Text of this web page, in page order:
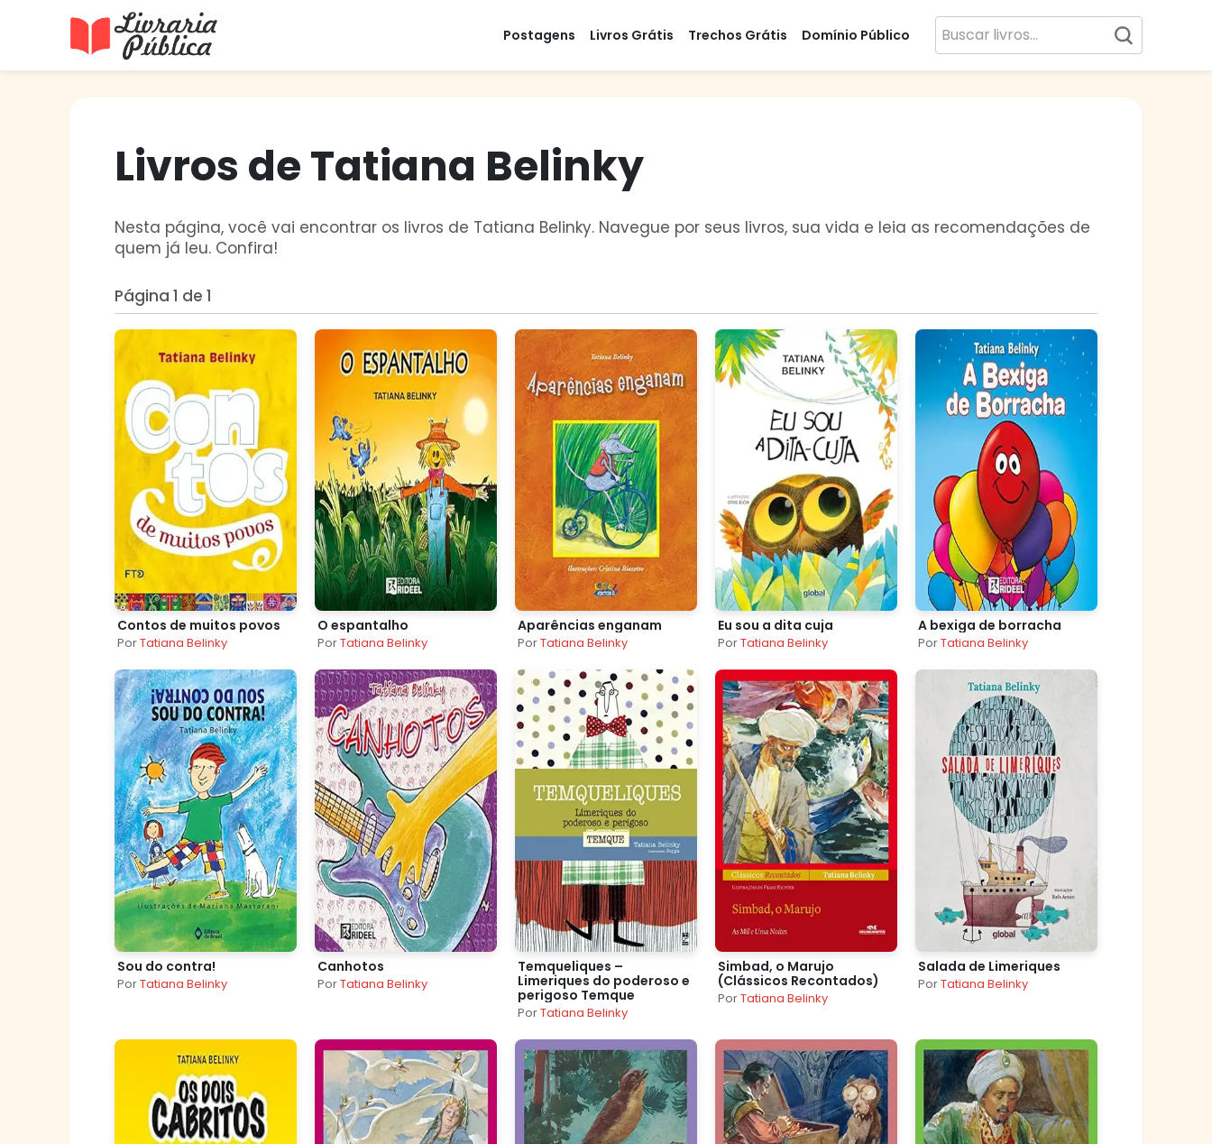
Postagens Livros Grátis Trechos Grátis Domínio Público
Livros de Tatiana Belinky
Nesta página, você vai encontrar os livros de Tatiana Belinky. Navegue por seus livros, sua vida e leia as recomendações de
quem já leu. Confira!
Página 1 de 1
Contos de muitos povos
PorTatiana Belinky
O espantalho
PorTatiana Belinky
Aparências enganam
PorTatiana Belinky
Eu sou a dita cuja
PorTatiana Belinky
A bexiga de borracha
PorTatiana Belinky
Sou do contra!
PorTatiana Belinky
Canhotos
PorTatiana Belinky
Temqueliques –
Limeriques do poderoso e
perigoso Temque
PorTatiana Belinky
Simbad, o Marujo
(Clássicos Recontados)
PorTatiana Belinky
Salada de Limeriques
PorTatiana Belinky